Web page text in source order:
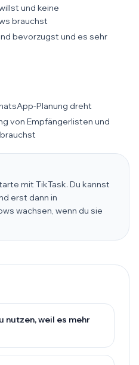
und keine
brauchst
bevorzugst und es sehr
Planung dreht
von Empfängerlisten und
mit TikTask. Du kannst
erst dann in
wachsen, wenn du sie
nutzen, weil es mehr